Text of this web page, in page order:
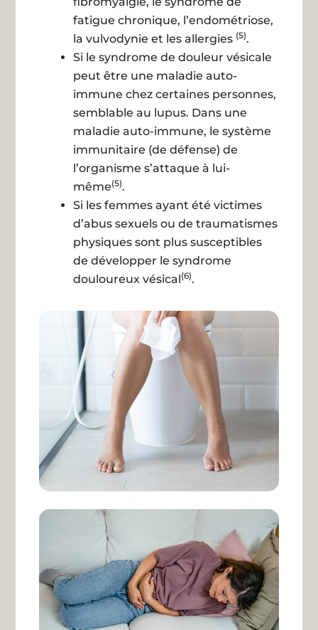
fatigue chronique, l’endométriose,
la vulvodynie et les allergies (5).
Si le syndrome de douleur vésicale
peut être une maladie auto-
immune chez certaines personnes,
semblable au lupus. Dans une
maladie auto-immune, le système
immunitaire (de défense) de
l’organisme s’attaque à lui-
même(5).
Si les femmes ayant été victimes
d’abus sexuels ou de traumatismes
physiques sont plus susceptibles
de développer le syndrome
douloureux vésical(6).